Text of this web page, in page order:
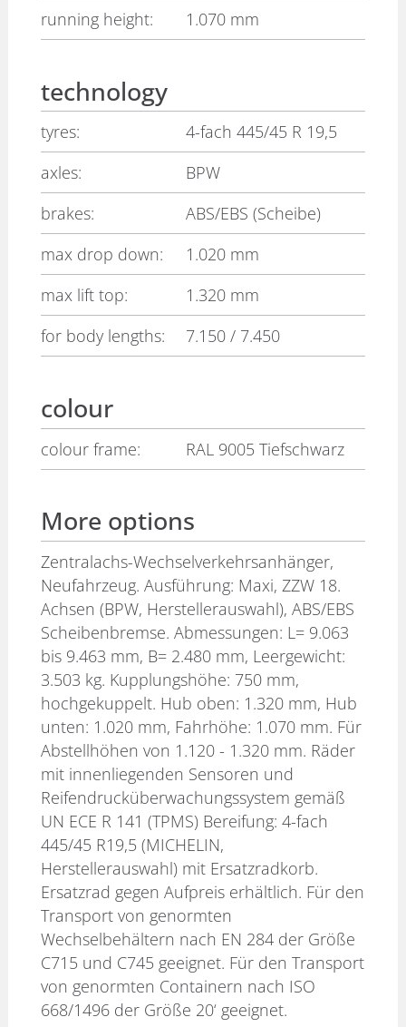
running height:
1.070 mm
technology
tyres:
4-fach 445/45 R 19,5
axles:
BPW
brakes:
ABS/EBS (Scheibe)
max drop down:
1.020 mm
max lift top:
1.320 mm
for body lengths:
7.150 / 7.450
colour
colour frame: RAL 9005 Tiefschwarz
More options
Zentralachs-Wechselverkehrsanhänger,
Neufahrzeug. Ausführung: Maxi, ZZW 18.
Achsen (BPW, Herstellerauswahl), ABS/EBS
Scheibenbremse. Abmessungen: L= 9.063
bis 9.463 mm, B= 2.480 mm, Leergewicht:
3.503 kg. Kupplungshöhe: 750 mm,
hochgekuppelt. Hub oben: 1.320 mm, Hub
unten: 1.020 mm, Fahrhöhe: 1.070 mm. Für
Abstellhöhen von 1.120 - 1.320 mm. Räder
mit innenliegenden Sensoren und
Reifendrucküberwachungssystem gemäß
UN ECE R 141 (TPMS) Bereifung: 4-fach
445/45 R19,5 (MICHELIN,
Herstellerauswahl) mit Ersatzradkorb.
Ersatzrad gegen Aufpreis erhältlich. Für den
Transport von genormten
Wechselbehältern nach EN 284 der Größe
C715 und C745 geeignet. Für den Transport
von genormten Containern nach ISO
668/1496 der Größe 20‘ geeignet.